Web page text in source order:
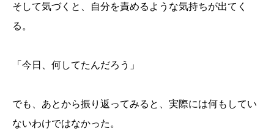
そして気づくと、自分を責めるような気持ちが出てく
る。
「今日、何してたんだろう」
でも、あとから振り返ってみると、実際には何もしてい
ないわけではなかった。